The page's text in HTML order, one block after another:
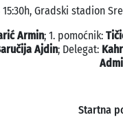
15:30h, Gradski stadion
Armin; 1. pomoćnik:
Ajdin; Delegat:
Startna